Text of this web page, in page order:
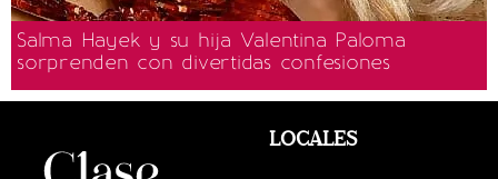
Salma Hayek y su hija Valentina Paloma
sorprenden con divertidas confesiones
LOCALES